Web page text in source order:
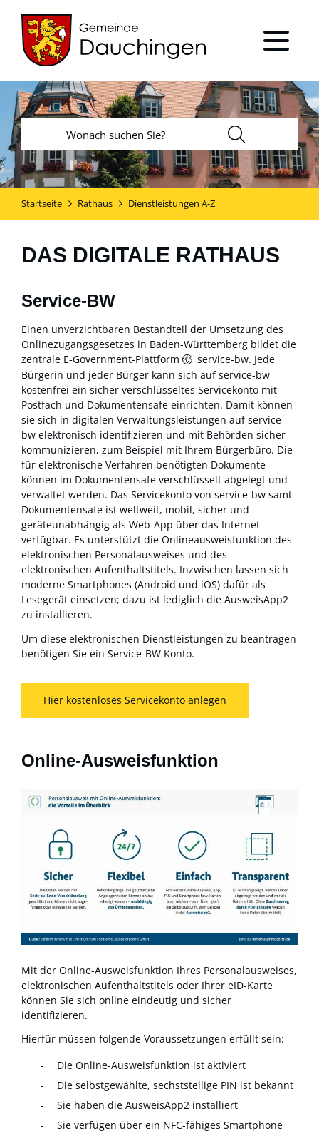
Startseite Rathaus Dienstleistungen A-Z
DAS DIGITALE RATHAUS
Service-BW
Einen unverzichtbaren Bestandteil der Umsetzung des
Onlinezugangsgesetzes in Baden-Württemberg bildet die
zentrale E-Government-Plattform
service-bw. Jede
Bürgerin und jeder Bürger kann sich auf service-bw
kostenfrei ein sicher verschlüsseltes Servicekonto mit
Postfach und Dokumentensafe einrichten. Damit können
sie sich in digitalen Verwaltungsleistungen auf service-
bw elektronisch identifizieren und mit Behörden sicher
kommunizieren, zum Beispiel mit Ihrem Bürgerbüro. Die
für elektronische Verfahren benötigten Dokumente
können im Dokumentensafe verschlüsselt abgelegt und
verwaltet werden. Das Servicekonto von service-bw samt
Dokumentensafe ist weltweit, mobil, sicher und
geräteunabhängig als Web-App über das Internet
verfügbar. Es unterstützt die Onlineausweisfunktion des
elektronischen Personalausweises und des
elektronischen Aufenthaltstitels. Inzwischen lassen sich
moderne Smartphones (Android und iOS) dafür als
Lesegerät einsetzen; dazu ist lediglich die AusweisApp2
zu installieren.
Um diese elektronischen Dienstleistungen zu beantragen
benötigen Sie ein Service-BW Konto.
Hier kostenloses Servicekonto anlegen
Online-Ausweisfunktion
Mit der Online-Ausweisfunktion Ihres Personalausweises,
elektronischen Aufenthaltstitels oder Ihrer eID-Karte
können Sie sich online eindeutig und sicher
identifizieren.
Hierfür müssen folgende Voraussetzungen erfüllt sein:
Die Online-Ausweisfunktion ist aktiviert
Die selbstgewählte, sechststellige PIN ist bekannt
Sie haben die AusweisApp2 installiert
Sie verfügen über ein NFC-fähiges Smartphone